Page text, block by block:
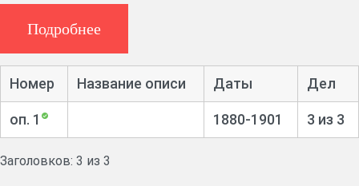
Подробнее
Номер Название описи Даты Дел
оп. 1 1880-1901 3 из 3
Заголовков: 3 из 3